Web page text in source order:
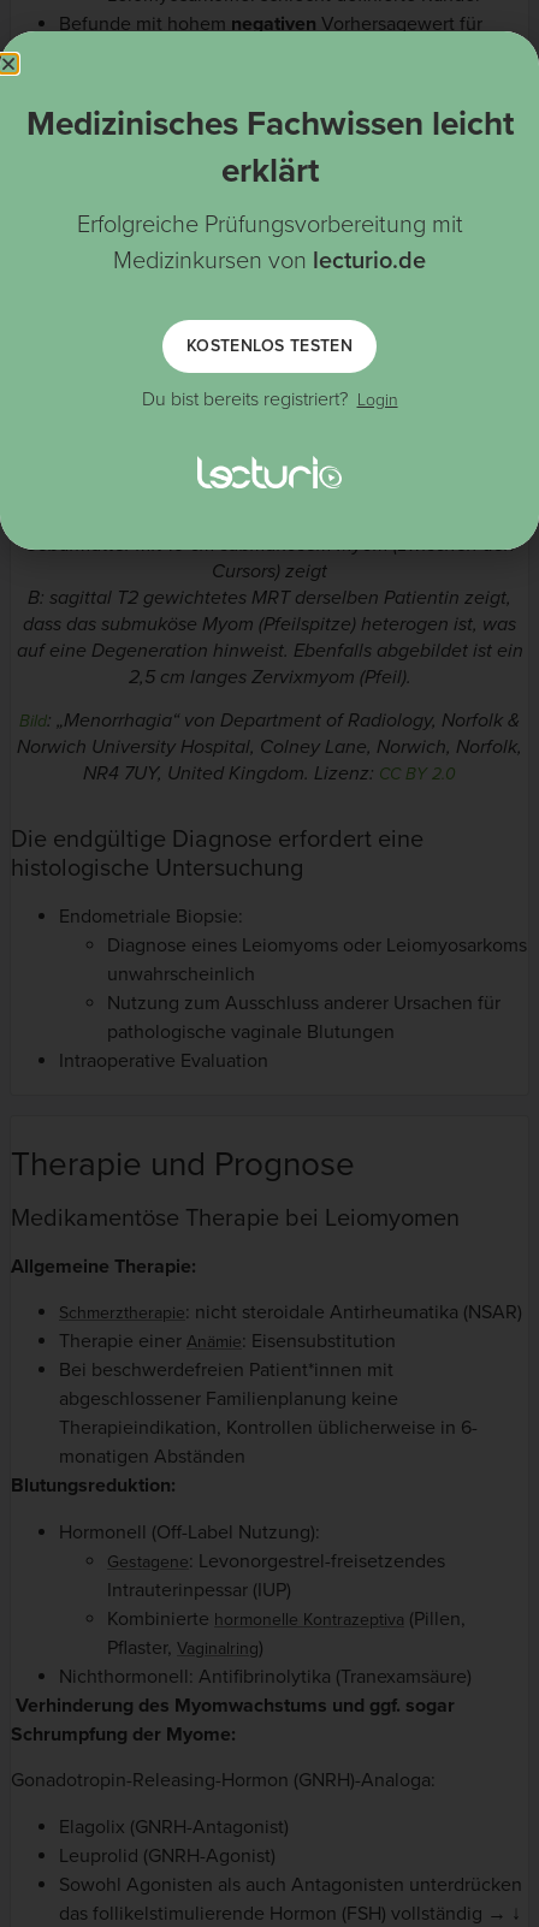
Befunde mit hohem negativen Vorhersagewert für
(dunkle, homogene T2-Bilder)
Fehlende Verkalkungen
Eine 49-jährige Frau mit Menorrhagie in der Anamnese:
Gebärmutter mit 10 cm submukösem Myom (zwischen den
Cursors) zeigt
B: sagittal T2 gewichtetes MRT derselben Patientin zeigt,
dass das submuköse Myom (Pfeilspitze) heterogen ist, was
auf eine Degeneration hinweist. Ebenfalls abgebildet ist ein
2,5 cm langes Zervixmyom (Pfeil).
Bild: „Menorrhagia“ von Department of Radiology, Norfolk &
Norwich University Hospital, Colney Lane, Norwich, Norfolk,
NR4 7UY, United Kingdom. Lizenz: CC BY 2.0
Die endgültige Diagnose erfordert eine
histologische Untersuchung
Endometriale Biopsie:
Diagnose eines Leiomyoms oder Leiomyosarkoms
unwahrscheinlich
Nutzung zum Ausschluss anderer Ursachen für
pathologische vaginale Blutungen
Intraoperative Evaluation
Therapie und Prognose
Medikamentöse Therapie bei Leiomyomen
Allgemeine Therapie:
Schmerztherapie: nicht steroidale Antirheumatika (NSAR)
Therapie einer Anämie: Eisensubstitution
Bei beschwerdefreien Patient*innen mit
abgeschlossener Familienplanung keine
Therapieindikation, Kontrollen üblicherweise in 6-
monatigen Abständen
Blutungsreduktion:
Hormonell (Off-Label Nutzung):
Gestagene: Levonorgestrel-freisetzendes
Intrauterinpessar (IUP)
Kombinierte hormonelle Kontrazeptiva (Pillen,
Pflaster, Vaginalring)
Nichthormonell: Antifibrinolytika (Tranexamsäure)
Verhinderung des Myomwachstums und ggf. sogar
Schrumpfung der Myome:
Gonadotropin-Releasing-Hormon (GNRH)-Analoga:
Elagolix (GNRH-Antagonist)
Leuprolid (GNRH-Agonist)
Sowohl Agonisten als auch Antagonisten unterdrücken
das follikelstimulierende Hormon (FSH) vollständig → ↓
Medizinisches Fachwissen leicht
erklärt
Erfolgreiche Prüfungsvorbereitung mit
Medizinkursen von lecturio.de
KOSTENLOS TESTEN
Du bist bereits registriert? Login